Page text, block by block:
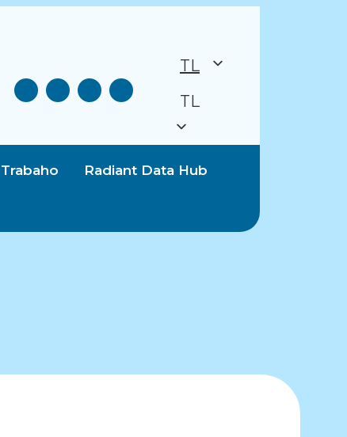
TL
TL
Radiant Data Hub